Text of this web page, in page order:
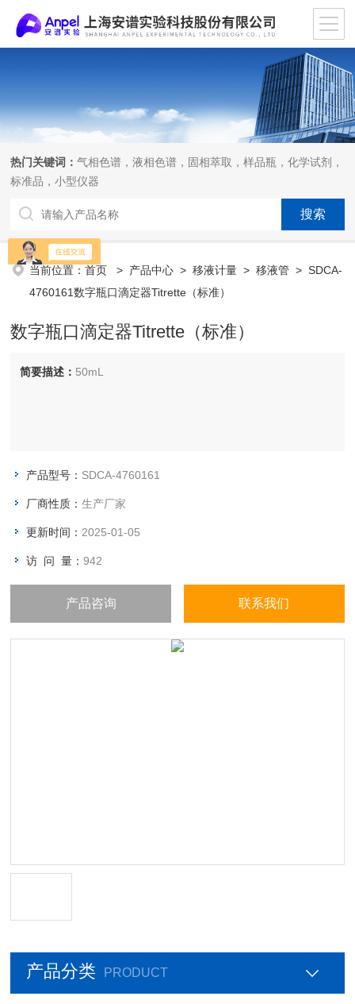
热门关键词：气相色谱，液相色谱，固相萃取，样品瓶，化学试剂，
标准品，小型仪器
当前位置：首页 > 产品中心 >移液计量 >移液管 > SDCA-
4760161数字瓶口滴定器Titrette（标准）
数字瓶口滴定器Titrette（标准）
简要描述： 50mL
产品型号： SDCA-4760161
厂商性质：生产厂家
更新时间： 2025-01-05
访 问 量：942
产品咨询 联系我们
产品分类 PRODUCT